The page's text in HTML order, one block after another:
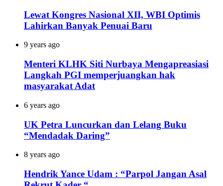
Lewat Kongres Nasional XII, WBI Optimis
Lahirkan Banyak Penuai Baru
9 years ago
Menteri KLHK Siti Nurbaya Mengapreasiasi
Langkah PGI memperjuangkan hak
masyarakat Adat
6 years ago
UK Petra Luncurkan dan Lelang Buku
“Mendadak Daring”
8 years ago
Hendrik Yance Udam : “Parpol Jangan Asal